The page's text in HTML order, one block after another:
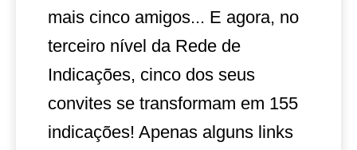
mais cinco amigos... E agora, no
terceiro nível da Rede de
Indicações, cinco dos seus
convites se transformam em 155
indicações! Apenas alguns links